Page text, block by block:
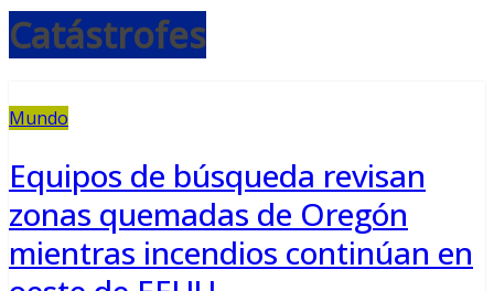
Catástrofes
Mundo
Equipos de búsqueda revisan
zonas quemadas de Oregón
mientras incendios continúan en